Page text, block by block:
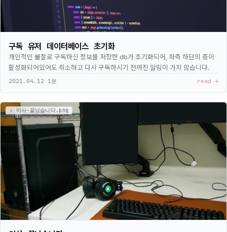
구독 유저 데이터베이스 초기화
개인적인 불찰로 구독하신 정보를 저장한 db가 초기화되어, 좌측 하단의 종이
활성화되어있어도 취소하고 다시 구독하시기 전까진 알림이 가지 않습니다.
2021.04.12 · 1분 read →